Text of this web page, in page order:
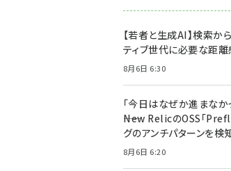
【若者と生成AI】検索
ティブ世代に必要な距
8月6日 6:30
「今日はなぜか進まな
――New RelicのOSS「
グのアンチパターンを検
8月6日 6:20